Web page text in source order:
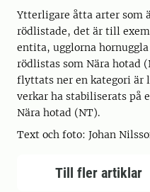
Ytterligare åtta arter som
rödlistade, det är till
entita, ugglorna
rödlistas som Nära hotad
flyttats ner en kategori är
verkar ha stabiliserats på
Nära hotad (NT).
Text och foto: Johan
Till fler artiklar